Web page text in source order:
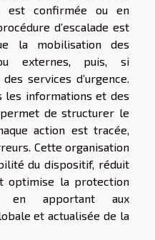
est confirmée ou en
d’escalade est
la mobilisation des
externes, puis, si
services d’urgence.
les informations et des
de structurer le
action est tracée,
Cette organisation
du dispositif, réduit
optimise la protection
en apportant aux
et actualisée de la